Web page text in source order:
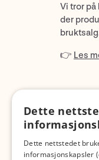
Vi tror
der
👉 Les
Dette
Dette nettstedet
informasjonskapsler